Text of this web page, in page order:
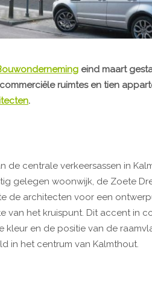
eind maart
ruimtes en tien
.
de centrale verkeersassen in
gelegen woonwijk, de Zoete
de architecten voor een
het kruispunt. Dit accent in
kleur en de positie van de
in het centrum van Kalmthout.